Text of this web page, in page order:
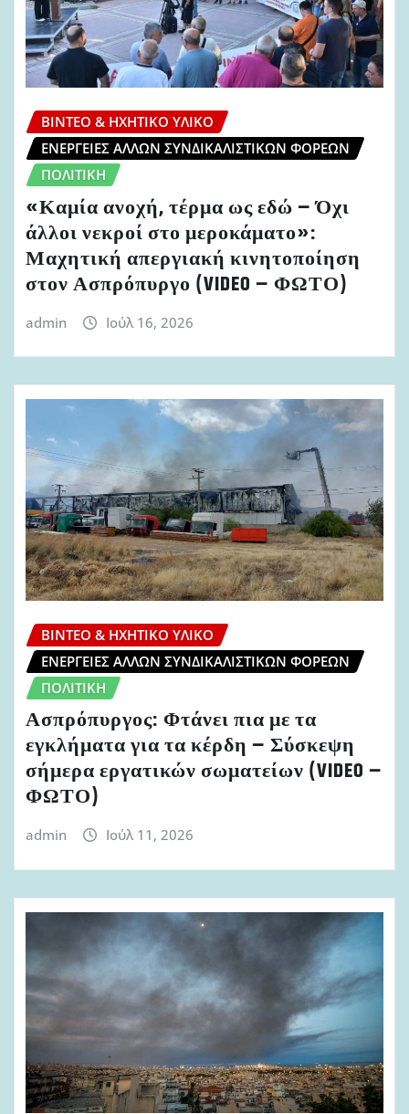
ΒΊΝΤΕΟ & ΗΧΗΤΙΚΌ ΥΛΙΚΌ
ΕΝΈΡΓΕΙΕΣ ΆΛΛΩΝ ΣΥΝΔΙΚΑΛΙΣΤΙΚΏΝ ΦΟΡΈΩΝ
ΠΟΛΙΤΙΚΉ
«Καμία ανοχή, τέρμα ως εδώ – Όχι
άλλοι νεκροί στο μεροκάματο»:
Μαχητική απεργιακή κινητοποίηση
στον Ασπρόπυργο (VIDEO – ΦΩΤΟ)
admin Ιούλ 16, 2026
ΒΊΝΤΕΟ & ΗΧΗΤΙΚΌ ΥΛΙΚΌ
ΕΝΈΡΓΕΙΕΣ ΆΛΛΩΝ ΣΥΝΔΙΚΑΛΙΣΤΙΚΏΝ ΦΟΡΈΩΝ
ΠΟΛΙΤΙΚΉ
Ασπρόπυργος: Φτάνει πια με τα
εγκλήματα για τα κέρδη – Σύσκεψη
σήμερα εργατικών σωματείων (VIDEO –
ΦΩΤΟ)
admin Ιούλ 11, 2026